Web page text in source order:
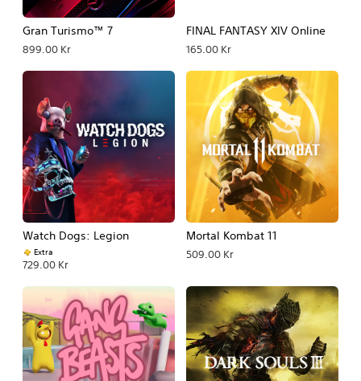
Gran Turismo™ 7
899.00 Kr
FINAL FANTASY XIV Online
165.00 Kr
Watch Dogs: Legion
Extra
729.00 Kr
Mortal Kombat 11
509.00 Kr